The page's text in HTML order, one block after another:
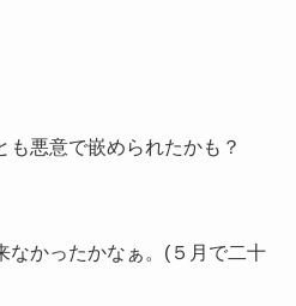
悪意で嵌められたかも？
なかったかなぁ。(５月で二十